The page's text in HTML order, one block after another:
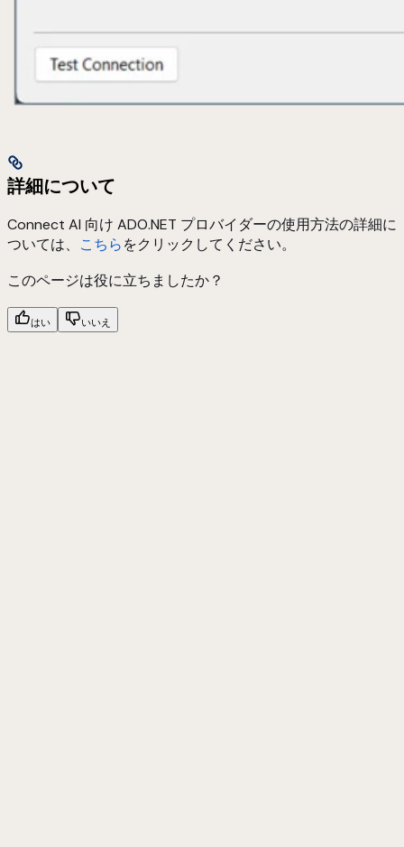
詳細について
Connect AI 向け ADO.NET プロバイダーの使用方法の詳細に
ついては、 こちらをクリックしてください。
このページは役に立ちましたか？
はい いいえ